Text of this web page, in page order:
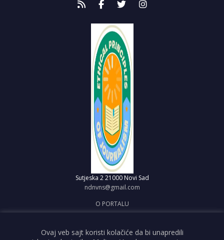
Sutjeska 2 21000 Novi Sad
ndnvns@gmail.com
O PORTALU
OBJAVI VEST
Ovaj veb sajt koristi kolačiće da bi unapredili